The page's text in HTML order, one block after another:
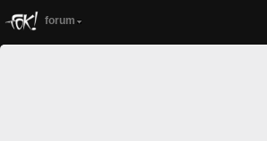
forum